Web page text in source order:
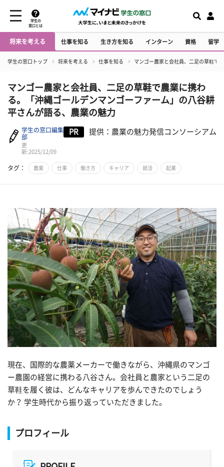
学生の
窓口とは
将来を考える 仕事を知る 生き方を知る インターン 資格 留学
学生の窓口トップ 将来を考える 仕事を知る マンゴー農家と会社員、二足の草鞋で
マンゴー農家と会社員、二足の草鞋で農業に携わ
る。「沖縄ゴールデンマンゴーファーム」の八谷耕
平さんが語る、農業の魅力
学生の窓口編集
部
更
新:2025/12/09
PR 提供：農業の魅力発信コンソーシアム
タグ： 農業 仕事 働き方 キャリア 就活 起業
現在、国際的な農薬メーカーで働きながら、沖縄県のマンゴ
ー農園の経営に携わる八谷さん。会社員と農家という二足の
草鞋を履く彼は、どんなキャリアを歩んできたのでしょう
か？ 学生時代から振り返っていただきました。
プロフィール